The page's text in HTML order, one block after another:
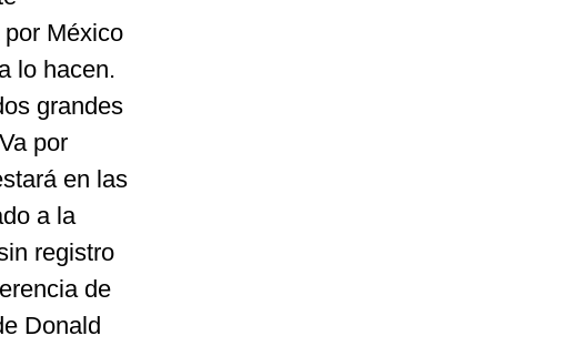
México
lo hacen.
grandes
por
en las
a la
registro
de
Donald